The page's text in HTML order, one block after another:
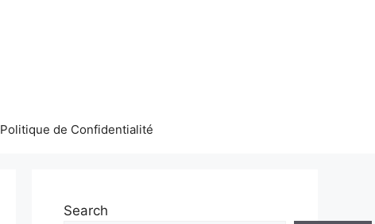
Politique de Confidentialité
Search